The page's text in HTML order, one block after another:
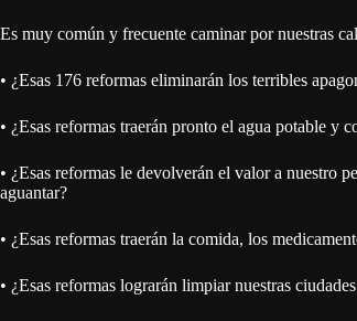
Es muy común y frecuente caminar por nuestras
•⁠ ⁠¿Esas 176 reformas eliminarán los terribles
•⁠ ⁠¿Esas reformas traerán pronto el agua potable y
•⁠ ⁠¿Esas reformas le devolverán el valor a nuestro
aguantar?
•⁠ ⁠¿Esas reformas traerán la comida, los
•⁠ ⁠¿Esas reformas lograrán limpiar nuestras